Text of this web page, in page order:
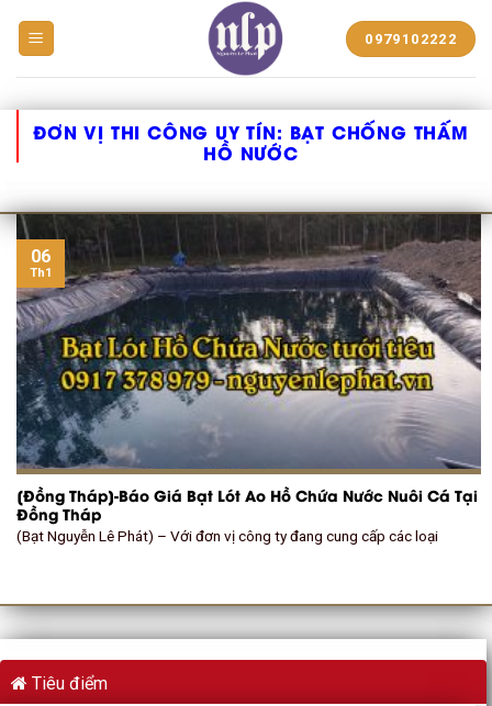
NHỰA
PHÁT
0979102222
ĐƠN VỊ THI CÔNG UY TÍN: BẠT CHỐNG THẤM
HỒ NƯỚC
[Đồng Tháp]-Báo Giá Bạt Lót Ao Hồ Chứa Nước Nuôi Cá Tại
Đồng Tháp
(Bạt Nguyễn Lê Phát) – Với đơn vị công ty đang cung cấp các loại
06
Th1
Tiêu điểm